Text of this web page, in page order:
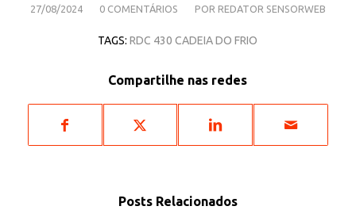
27/08/2024
/ 0 COMENTÁRIOS
/ POR REDATOR SENSORWEB
TAGS: RDC 430 CADEIA DO FRIO
Compartilhe nas redes
Posts Relacionados